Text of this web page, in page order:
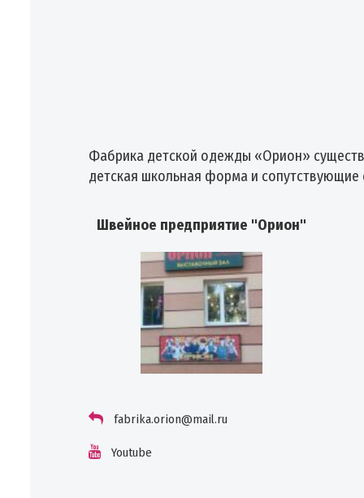
Фабрика детской одежды «Орион»
детская школьная форма и
Швейное предприятие "Орион"
fabrika.orion@mail.ru
Youtube